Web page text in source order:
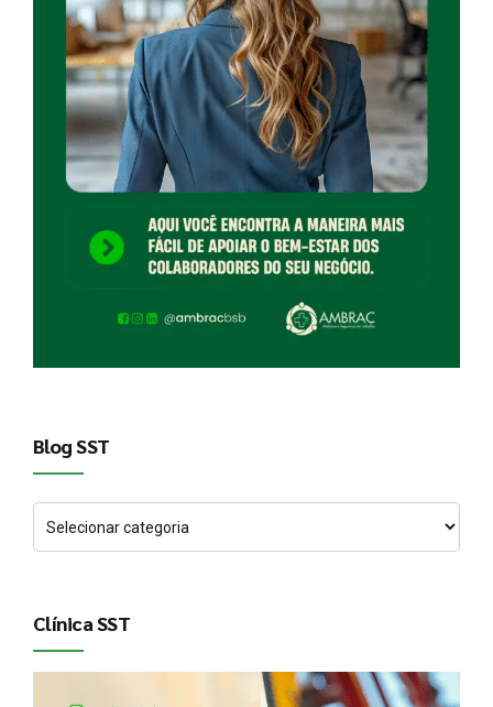
Blog SST
Clínica SST